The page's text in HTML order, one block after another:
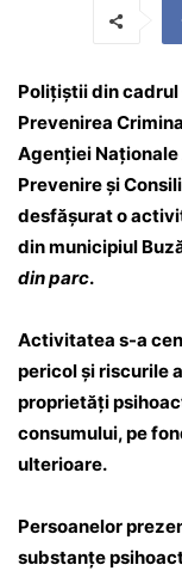
Polițiștii din
Prevenirea
Agenției
Prevenire și
desfăşurat o
din municipiul
din parc.
Activitatea s-a
pericol și riscurile
proprietăți
consumului, pe
ulterioare.
Persoanelor
substanțe